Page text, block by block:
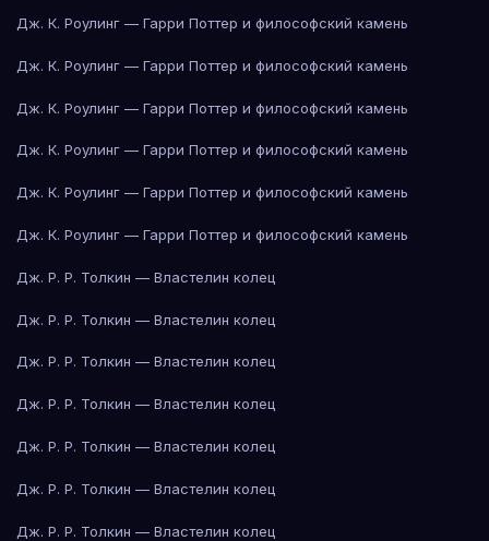
Дж. К. Роулинг — Гарри Поттер и философский камень
Дж. К. Роулинг — Гарри Поттер и философский камень
Дж. К. Роулинг — Гарри Поттер и философский камень
Дж. К. Роулинг — Гарри Поттер и философский камень
Дж. К. Роулинг — Гарри Поттер и философский камень
Дж. К. Роулинг — Гарри Поттер и философский камень
Дж. Р. Р. Толкин — Властелин колец
Дж. Р. Р. Толкин — Властелин колец
Дж. Р. Р. Толкин — Властелин колец
Дж. Р. Р. Толкин — Властелин колец
Дж. Р. Р. Толкин — Властелин колец
Дж. Р. Р. Толкин — Властелин колец
Дж. Р. Р. Толкин — Властелин колец